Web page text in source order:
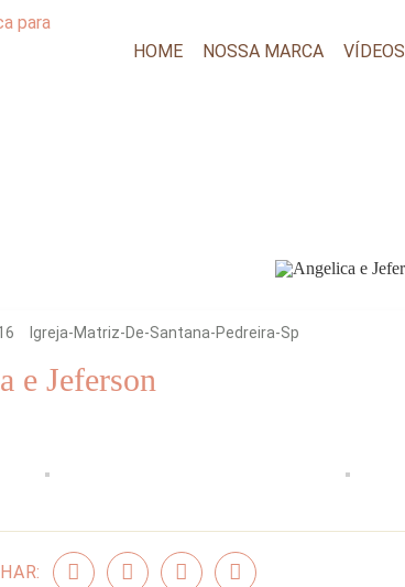
HOME NOSSA MARCA VÍDEOS
Igreja-Matriz-De-Santana-Pedreira-Sp
e Jeferson